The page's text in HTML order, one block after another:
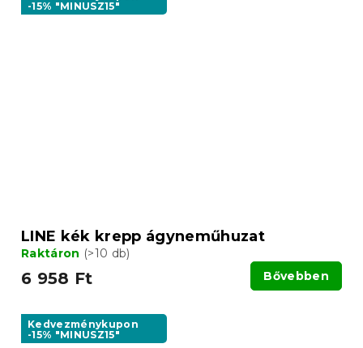
-15% "MINUSZ15"
LINE kék krepp ágyneműhuzat
Raktáron (>10 db)
6 958 Ft Bővebben
Kedvezménykupon
-15% "MINUSZ15"